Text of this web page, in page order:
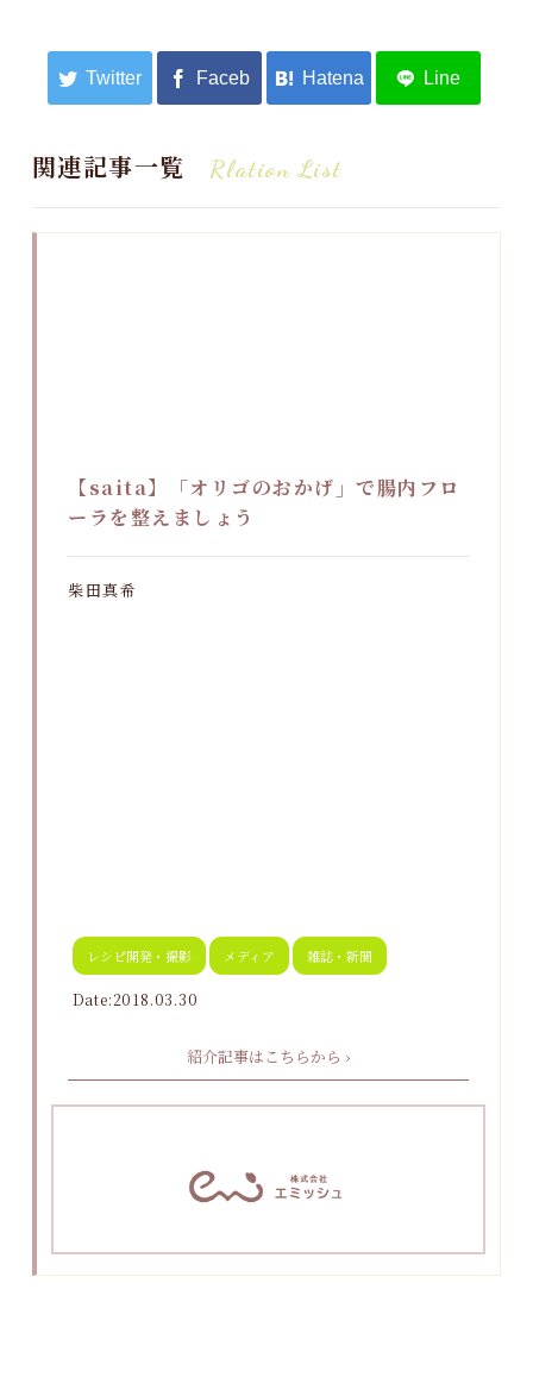
関連記事一覧 Rlation List
【saita】「オリゴのおかげ」で腸内フロ
ーラを整えましょう
柴田真希
レシピ開発・撮影 メディア 雑誌・新聞
Date:2018.03.30
紹介記事はこちらから ›